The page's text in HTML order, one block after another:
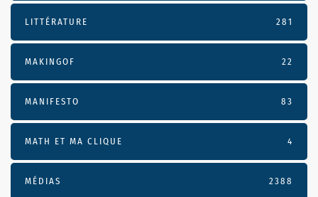
LITTÉRATURE 281
MAKINGOF 22
MANIFESTO 83
MATH ET MA CLIQUE 4
MÉDIAS 2388